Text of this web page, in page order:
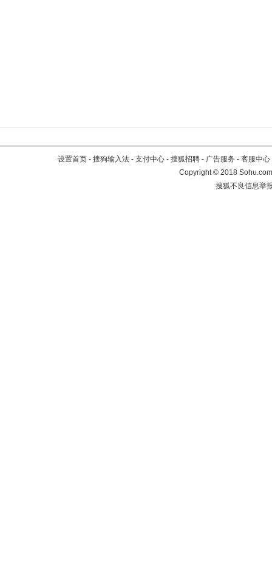
设置首页 - 搜狗输入法 - 支付中心 - 搜狐招聘 - 广告服务 - 客服中心
Copyright©2018
搜狐不良信息举